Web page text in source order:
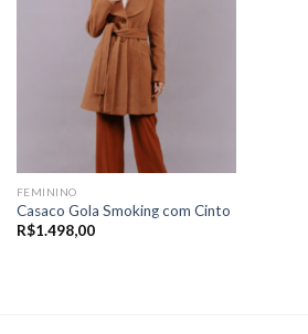
FEMININO
Casaco Gola Smoking com Cinto
R$1.498,00